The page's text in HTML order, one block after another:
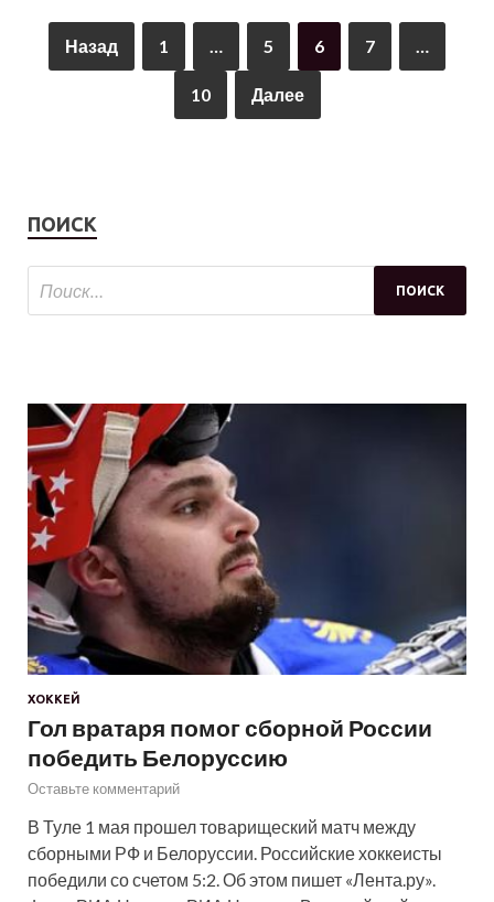
Назад 1 … 5 6 7 …
10 Далее
ПОИСК
ХОККЕЙ
Гол вратаря помог сборной России
победить Белоруссию
Оставьте комментарий
В Туле 1 мая прошел товарищеский матч между
сборными РФ и Белоруссии. Российские хоккеисты
победили со счетом 5:2. Об этом пишет «Лента.ру».